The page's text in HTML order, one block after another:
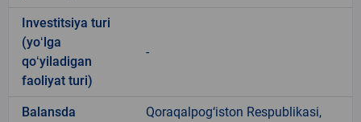
Investitsiya turi
(yoʻlga
qoʻyiladigan
faoliyat turi)
-
Balansda
Qoraqalpog‘iston Respublikasi,